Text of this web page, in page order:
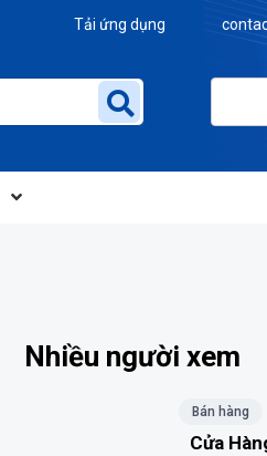
Tải ứng dụng
Nhiều người xem
Bán hàng
Cửa